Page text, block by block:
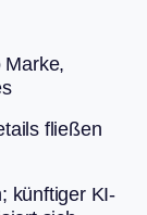
Marke,
fließen
künftiger KI-